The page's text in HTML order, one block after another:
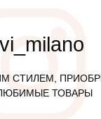
СТИЛЕМ,
ТОВАРЫ